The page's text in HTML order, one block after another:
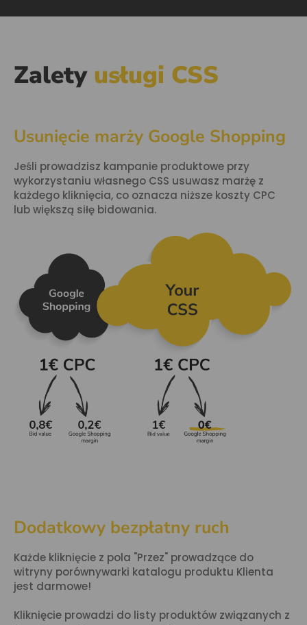
Zalety usługi CSS
Usunięcie marży Google Shopping
Jeśli prowadzisz kampanie produktowe przy
wykorzystaniu własnego CSS usuwasz marżę z
każdego kliknięcia, co oznacza niższe koszty CPC
lub większą siłę bidowania.
Dodatkowy bezpłatny ruch
Każde kliknięcie z pola "Przez" prowadzące do
witryny porównywarki katalogu produktu Klienta
jest darmowe!
Kliknięcie prowadzi do listy produktów związanych z